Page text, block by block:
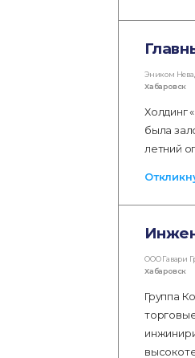
Эником
Хабаровск
​​​​​​Холдинг
была
летний
ООО Гавари
Хабаровск
Группа